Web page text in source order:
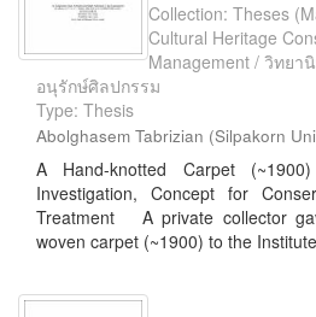
Collection: Theses
Cultural Heritage
Management / วิทยา
อนุรักษ์ศิลปกรรม
Type: Thesis
Abolghasem Tabrizian (Silpakorn
A Hand-knotted Carpet
Investigation, Concept for
Treatment A private collector
woven carpet (~1900) to the